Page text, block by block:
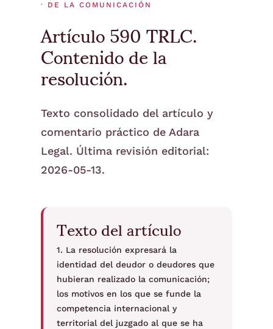
· DE LA COMUNICACIÓN
Artículo 590 TRLC.
Contenido de la
resolución.
Texto consolidado del artículo y
comentario práctico de Adara
Legal. Última revisión editorial:
2026-05-13.
Texto del artículo
1. La resolución expresará la
identidad del deudor o deudores que
hubieran realizado la comunicación;
los motivos en los que se funde la
competencia internacional y
territorial del juzgado al que se ha